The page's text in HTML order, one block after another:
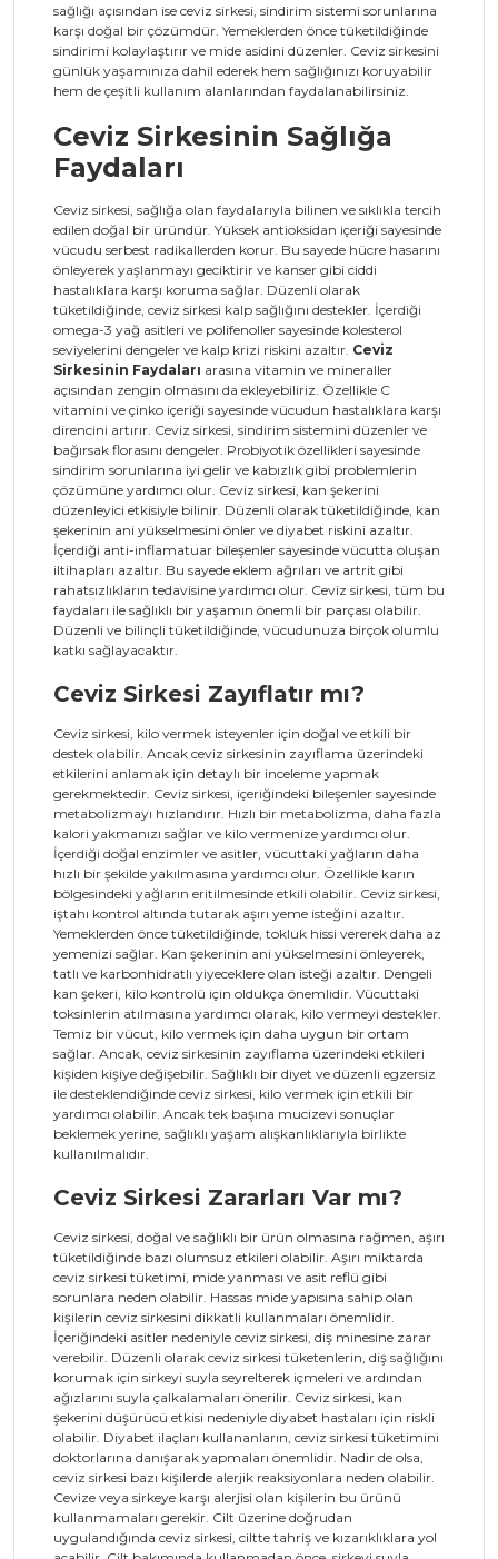
sağlığı açısından ise ceviz sirkesi, sindirim sistemi sorunlarına
karşı doğal bir çözümdür. Yemeklerden önce tüketildiğinde
sindirimi kolaylaştırır ve mide asidini düzenler. Ceviz sirkesini
günlük yaşamınıza dahil ederek hem sağlığınızı koruyabilir
hem de çeşitli kullanım alanlarından faydalanabilirsiniz.
Ceviz Sirkesinin Sağlığa
Faydaları
Ceviz sirkesi, sağlığa olan faydalarıyla bilinen ve sıklıkla tercih
edilen doğal bir üründür. Yüksek antioksidan içeriği sayesinde
vücudu serbest radikallerden korur. Bu sayede hücre hasarını
önleyerek yaşlanmayı geciktirir ve kanser gibi ciddi
hastalıklara karşı koruma sağlar. Düzenli olarak
tüketildiğinde, ceviz sirkesi kalp sağlığını destekler. İçerdiği
omega-3 yağ asitleri ve polifenoller sayesinde kolesterol
seviyelerini dengeler ve kalp krizi riskini azaltır. Ceviz
Sirkesinin Faydaları arasına vitamin ve mineraller
açısından zengin olmasını da ekleyebiliriz. Özellikle C
vitamini ve çinko içeriği sayesinde vücudun hastalıklara karşı
direncini artırır. Ceviz sirkesi, sindirim sistemini düzenler ve
bağırsak florasını dengeler. Probiyotik özellikleri sayesinde
sindirim sorunlarına iyi gelir ve kabızlık gibi problemlerin
çözümüne yardımcı olur. Ceviz sirkesi, kan şekerini
düzenleyici etkisiyle bilinir. Düzenli olarak tüketildiğinde, kan
şekerinin ani yükselmesini önler ve diyabet riskini azaltır.
İçerdiği anti-inflamatuar bileşenler sayesinde vücutta oluşan
iltihapları azaltır. Bu sayede eklem ağrıları ve artrit gibi
rahatsızlıkların tedavisine yardımcı olur. Ceviz sirkesi, tüm bu
faydaları ile sağlıklı bir yaşamın önemli bir parçası olabilir.
Düzenli ve bilinçli tüketildiğinde, vücudunuza birçok olumlu
katkı sağlayacaktır.
Ceviz Sirkesi Zayıflatır mı?
Ceviz sirkesi, kilo vermek isteyenler için doğal ve etkili bir
destek olabilir. Ancak ceviz sirkesinin zayıflama üzerindeki
etkilerini anlamak için detaylı bir inceleme yapmak
gerekmektedir. Ceviz sirkesi, içeriğindeki bileşenler sayesinde
metabolizmayı hızlandırır. Hızlı bir metabolizma, daha fazla
kalori yakmanızı sağlar ve kilo vermenize yardımcı olur.
İçerdiği doğal enzimler ve asitler, vücuttaki yağların daha
hızlı bir şekilde yakılmasına yardımcı olur. Özellikle karın
bölgesindeki yağların eritilmesinde etkili olabilir. Ceviz sirkesi,
iştahı kontrol altında tutarak aşırı yeme isteğini azaltır.
Yemeklerden önce tüketildiğinde, tokluk hissi vererek daha az
yemenizi sağlar. Kan şekerinin ani yükselmesini önleyerek,
tatlı ve karbonhidratlı yiyeceklere olan isteği azaltır. Dengeli
kan şekeri, kilo kontrolü için oldukça önemlidir. Vücuttaki
toksinlerin atılmasına yardımcı olarak, kilo vermeyi destekler.
Temiz bir vücut, kilo vermek için daha uygun bir ortam
sağlar. Ancak, ceviz sirkesinin zayıflama üzerindeki etkileri
kişiden kişiye değişebilir. Sağlıklı bir diyet ve düzenli egzersiz
ile desteklendiğinde ceviz sirkesi, kilo vermek için etkili bir
yardımcı olabilir. Ancak tek başına mucizevi sonuçlar
beklemek yerine, sağlıklı yaşam alışkanlıklarıyla birlikte
kullanılmalıdır.
Ceviz Sirkesi Zararları Var mı?
Ceviz sirkesi, doğal ve sağlıklı bir ürün olmasına rağmen, aşırı
tüketildiğinde bazı olumsuz etkileri olabilir. Aşırı miktarda
ceviz sirkesi tüketimi, mide yanması ve asit reflü gibi
sorunlara neden olabilir. Hassas mide yapısına sahip olan
kişilerin ceviz sirkesini dikkatli kullanmaları önemlidir.
İçeriğindeki asitler nedeniyle ceviz sirkesi, diş minesine zarar
verebilir. Düzenli olarak ceviz sirkesi tüketenlerin, diş sağlığını
korumak için sirkeyi suyla seyrelterek içmeleri ve ardından
ağızlarını suyla çalkalamaları önerilir. Ceviz sirkesi, kan
şekerini düşürücü etkisi nedeniyle diyabet hastaları için riskli
olabilir. Diyabet ilaçları kullananların, ceviz sirkesi tüketimini
doktorlarına danışarak yapmaları önemlidir. Nadir de olsa,
ceviz sirkesi bazı kişilerde alerjik reaksiyonlara neden olabilir.
Cevize veya sirkeye karşı alerjisi olan kişilerin bu ürünü
kullanmamaları gerekir. Cilt üzerine doğrudan
uygulandığında ceviz sirkesi, ciltte tahriş ve kızarıklıklara yol